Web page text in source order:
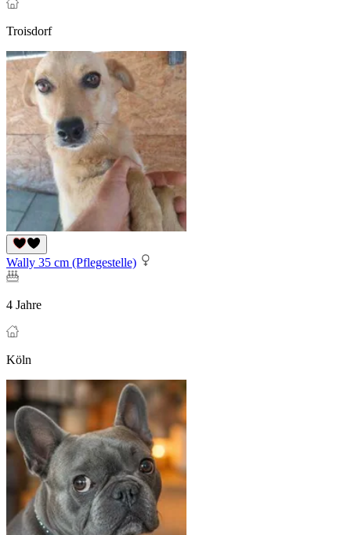
Troisdorf
Wally 35 cm (Pflegestelle)
4 Jahre
Köln